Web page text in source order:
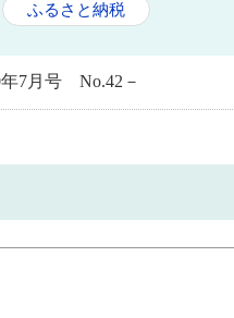
ふるさと納税
7月号 No.42－